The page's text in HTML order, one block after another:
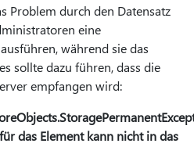
Problem durch den Datensatz
eine
während sie das
sollte dazu führen, dass die
empfangen wird:
das Element kann nicht in das